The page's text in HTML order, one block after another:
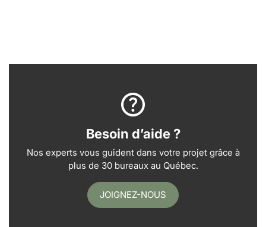
Besoin d’aide ?
Nos experts vous guident dans votre projet grâce à
plus de 30 bureaux au Québec.
JOIGNEZ-NOUS